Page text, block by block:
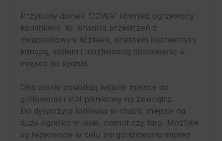
Przytulny domek “JOWA” również ogrzewany
kominkiem  to  otwarta przestrzeń z
dwuosobowym łóżkiem, aneksem kuchennym,
kanapą, stołem i możliwością dostawienia 4
miejsca do spania.
Oba domki posiadają własne miejsce do
grillowania i stół piknikowy na zewnątrz.
Do dyspozycji lodówka w studni, miejsce na
duże ognisko w lesie, namiot czy tarp. Możliwe
są rezerwacje w celu zorganizowania imprez